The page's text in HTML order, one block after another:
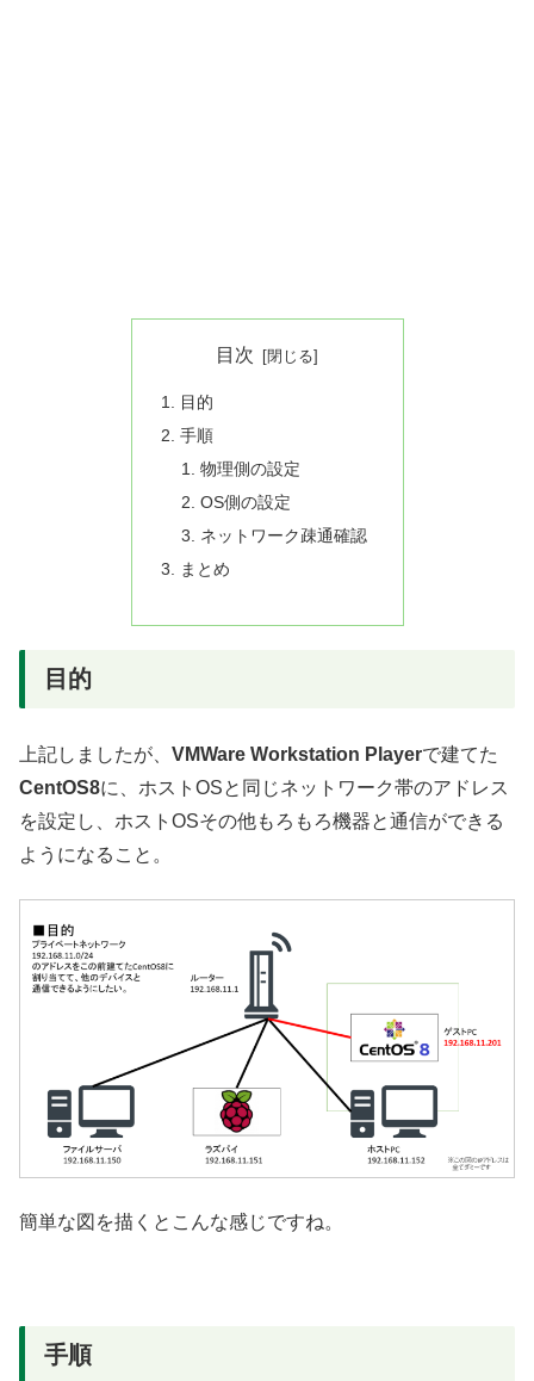
目次
目的
手順
物理側の設定
OS側の設定
ネットワーク疎通確認
まとめ
目的
上記しましたが、 VMWare Workstation Playerで建てた
CentOS8に、ホストOSと同じネットワーク帯のアドレス
を設定し、ホストOSその他もろもろ機器と通信ができる
ようになること。
簡単な図を描くとこんな感じですね。
手順